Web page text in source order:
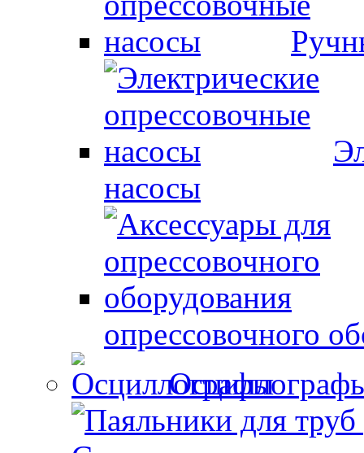
насосы
опрессовочного